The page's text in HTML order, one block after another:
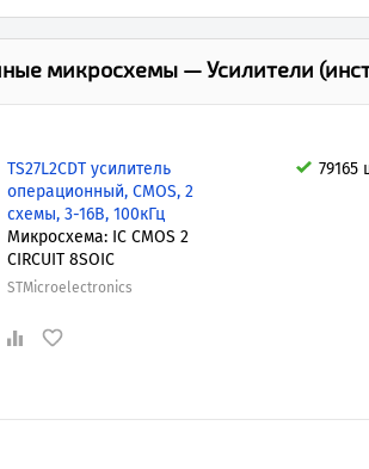
микросхемы — Усилители
TS27L2CDT усилитель
операционный, CMOS, 2
схемы, 3-16В, 100кГц
Микросхема: IC CMOS 2
CIRCUIT 8SOIC
STMicroelectronics
79165